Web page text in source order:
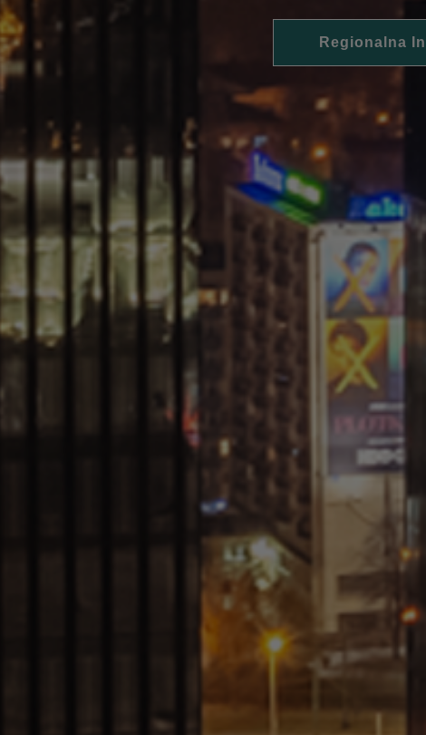
Regionalna